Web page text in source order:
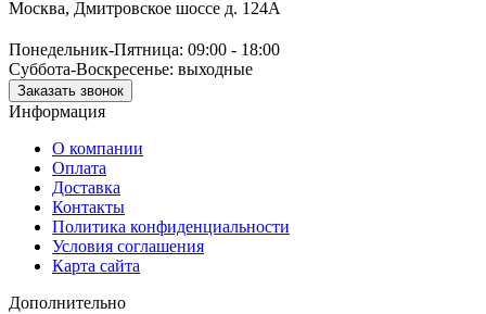
Москва, Дмитровское шоссе д. 124А
Понедельник-Пятница: 09:00 - 18:00
Суббота-Воскресенье: выходные
Заказать звонок
Информация
О компании
Оплата
Доставка
Контакты
Политика конфиденциальности
Условия соглашения
Карта сайта
Дополнительно